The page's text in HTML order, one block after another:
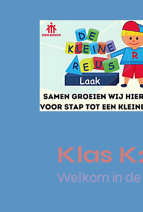
Klas
Welkom in